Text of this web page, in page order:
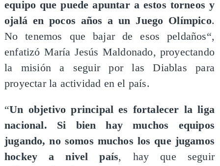
equipo que puede apuntar a estos torneos y
ojalá en pocos años a un Juego Olímpico.
No tenemos que bajar de esos peldaños“,
enfatizó María Jesús Maldonado, proyectando
la misión a seguir por las Diablas para
proyectar la actividad en el país.
“Un objetivo principal es fortalecer la liga
nacional. Si bien hay muchos equipos
jugando, no somos muchos los que jugamos
hockey a nivel país, hay que seguir